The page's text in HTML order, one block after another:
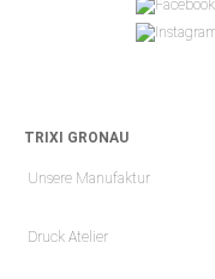
TRIXI GRONAU
Unsere Manufaktur
Druck Atelier